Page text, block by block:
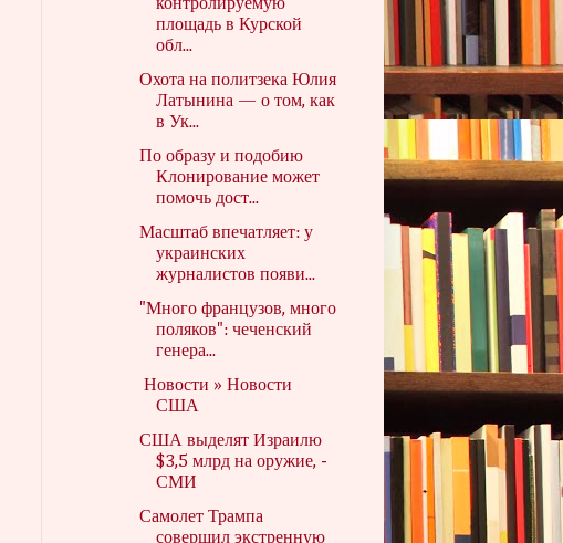
контролируемую
площадь в Курской
обл...
Охота на политзека Юлия
Латынина — о том, как
в Ук...
По образу и подобию
Клонирование может
помочь дост...
Масштаб впечатляет: у
украинских
журналистов появи...
"Много французов, много
поляков": чеченский
генера...
Новости » Новости
США
США выделят Израилю
$3,5 млрд на оружие, -
СМИ
Самолет Трампа
совершил экстренную